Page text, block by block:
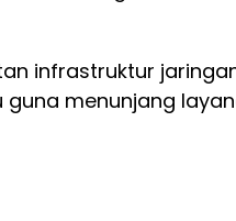
infrastruktur
menunjang